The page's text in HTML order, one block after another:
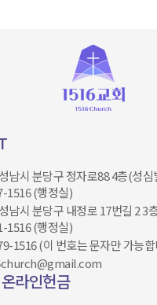
남시 분당구 정자로88 4층(성심
1516 (행정실)
남시 분당구 내정로 17번길 2 3
1516 (행정실)
1516 (이 번호는 문자만 가능
라인헌금